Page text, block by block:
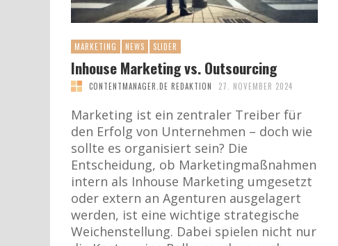
MARKETING NEWS SLIDER
Inhouse Marketing vs. Outsourcing
CONTENTMANAGER.DE REDAKTION 27. NOVEMBER 2024
Marketing ist ein zentraler Treiber für
den Erfolg von Unternehmen – doch wie
sollte es organisiert sein? Die
Entscheidung, ob Marketingmaßnahmen
intern als Inhouse Marketing umgesetzt
oder extern an Agenturen ausgelagert
werden, ist eine wichtige strategische
Weichenstellung. Dabei spielen nicht nur